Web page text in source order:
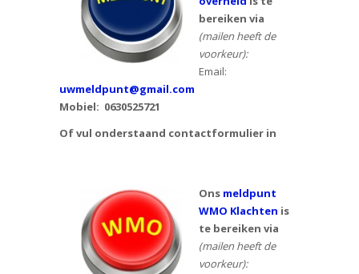
bereiken via
(mailen heeft de
voorkeur):
Email:
uwmeldpunt@gmail.com
Mobiel: 0630525721
Of vul onderstaand contactformulier in
Ons meldpunt
WMO Klachten is
te bereiken via
(mailen heeft de
voorkeur):